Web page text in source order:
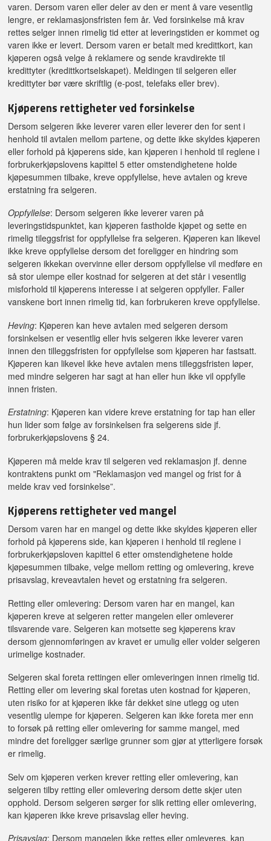
varen. Dersom varen eller deler av den er ment å vare vesentlig
lengre, er reklamasjonsfristen fem år. Ved forsinkelse må krav
rettes selger innen rimelig tid etter at leveringstiden er kommet og
varen ikke er levert. Dersom varen er betalt med kredittkort, kan
kjøperen også velge å reklamere og sende kravdirekte til
kredittyter (kredittkortselskapet). Meldingen til selgeren eller
kredittyter bør være skriftlig (e-post, telefaks eller brev).
Kjøperens rettigheter ved forsinkelse
Dersom selgeren ikke leverer varen eller leverer den for sent i
henhold til avtalen mellom partene, og dette ikke skyldes kjøperen
eller forhold på kjøperens side, kan kjøperen i henhold til reglene i
forbrukerkjøpslovens kapittel 5 etter omstendighetene holde
kjøpesummen tilbake, kreve oppfyllelse, heve avtalen og kreve
erstatning fra selgeren.
Oppfyllelse: Dersom selgeren ikke leverer varen på
leveringstidspunktet, kan kjøperen fastholde kjøpet og sette en
rimelig tileggsfrist for oppfyllelse fra selgeren. Kjøperen kan likevel
ikke kreve oppfyllelse dersom det foreligger en hindring som
selgeren ikkekan overvinne eller dersom oppfyllelse vil medføre en
så stor ulempe eller kostnad for selgeren at det står i vesentlig
misforhold til kjøperens interesse i at selgeren oppfyller. Faller
vanskene bort innen rimelig tid, kan forbrukeren kreve oppfyllelse.
Heving: Kjøperen kan heve avtalen med selgeren dersom
forsinkelsen er vesentlig eller hvis selgeren ikke leverer varen
innen den tilleggsfristen for oppfyllelse som kjøperen har fastsatt.
Kjøperen kan likevel ikke heve avtalen mens tilleggsfristen løper,
med mindre selgeren har sagt at han eller hun ikke vil oppfylle
innen fristen.
Erstatning: Kjøperen kan videre kreve erstatning for tap han eller
hun lider som følge av forsinkelsen fra selgerens side jf.
forbrukerkjøpslovens § 24.
Kjøperen må melde krav til selgeren ved reklamasjon jf. denne
kontraktens punkt om "Reklamasjon ved mangel og frist for å
melde krav ved forsinkelse”.
Kjøperens rettigheter ved mangel
Dersom varen har en mangel og dette ikke skyldes kjøperen eller
forhold på kjøperens side, kan kjøperen i henhold til reglene i
forbrukerkjøpsloven kapittel 6 etter omstendighetene holde
kjøpesummen tilbake, velge mellom retting og omlevering, kreve
prisavslag, kreveavtalen hevet og erstatning fra selgeren.
Retting eller omlevering: Dersom varen har en mangel, kan
kjøperen kreve at selgeren retter mangelen eller omleverer
tilsvarende vare. Selgeren kan motsette seg kjøperens krav
dersom gjennomføringen av kravet er umulig eller volder selgeren
urimelige kostnader.
Selgeren skal foreta rettingen eller omleveringen innen rimelig tid.
Retting eller om levering skal foretas uten kostnad for kjøperen,
uten risiko for at kjøperen ikke får dekket sine utlegg og uten
vesentlig ulempe for kjøperen. Selgeren kan ikke foreta mer enn
to forsøk på retting eller omlevering for samme mangel, med
mindre det foreligger særlige grunner som gjør at ytterligere forsøk
er rimelig.
Selv om kjøperen verken krever retting eller omlevering, kan
selgeren tilby retting eller omlevering dersom dette skjer uten
opphold. Dersom selgeren sørger for slik retting eller omlevering,
kan kjøperen ikke kreve prisavslag eller heving.
Prisavslag: Dersom mangelen ikke rettes eller omleveres, kan